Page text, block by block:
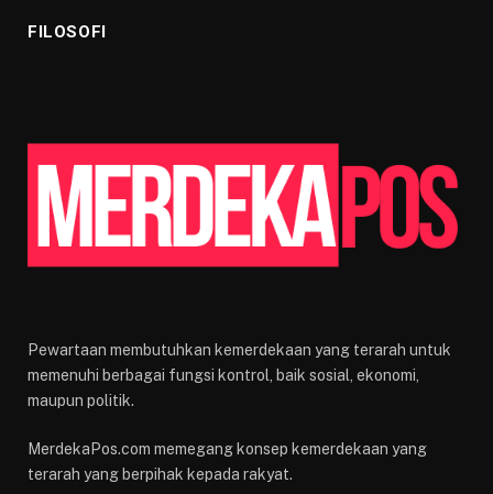
FILOSOFI
Pewartaan membutuhkan kemerdekaan yang terarah untuk
memenuhi berbagai fungsi kontrol, baik sosial, ekonomi,
maupun politik.
MerdekaPos.com memegang konsep kemerdekaan yang
terarah yang berpihak kepada rakyat.